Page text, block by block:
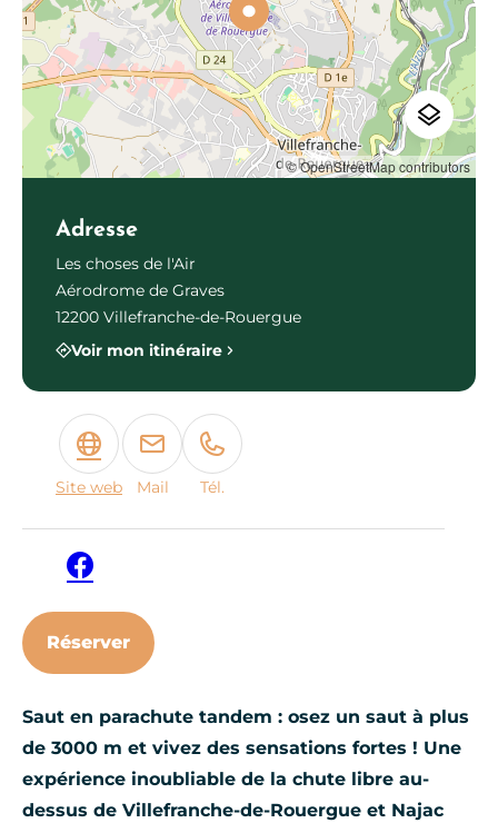
Saut en parachute tandem : osez un saut à plus
de 3000 m et vivez des sensations fortes ! Une
expérience inoubliable de la chute libre au-
dessus de Villefranche-de-Rouergue et Najac
© OpenStreetMap contributors
Adresse
Les choses de l'Air
Aérodrome de Graves
12200 Villefranche-de-Rouergue
Voir mon itinéraire
Site web Mail Tél.
Facebook
Réserver